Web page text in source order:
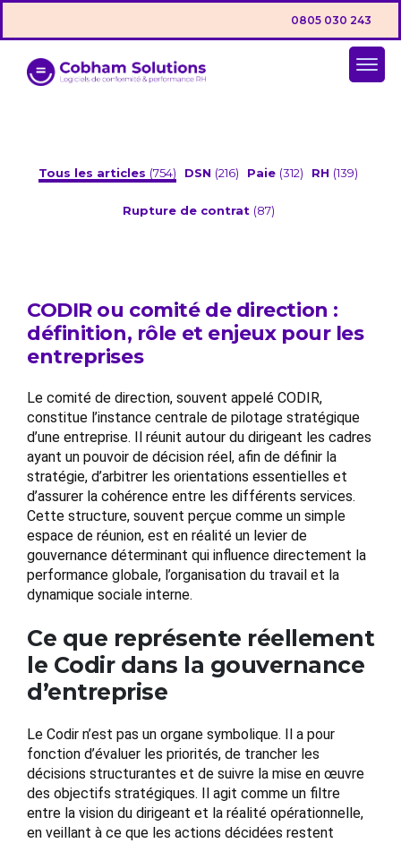
0805 030 243
Tous les articles (754) DSN (216) Paie (312) RH (139)
Rupture de contrat (87)
CODIR ou comité de direction :
définition, rôle et enjeux pour les
entreprises
Le comité de direction, souvent appelé CODIR,
constitue l’instance centrale de pilotage stratégique
d’une entreprise. Il réunit autour du dirigeant les cadres
ayant un pouvoir de décision réel, afin de définir la
stratégie, d’arbitrer les orientations essentielles et
d’assurer la cohérence entre les différents services.
Cette structure, souvent perçue comme un simple
espace de réunion, est en réalité un levier de
gouvernance déterminant qui influence directement la
performance globale, l’organisation du travail et la
dynamique sociale interne.
Ce que représente réellement
le Codir dans la gouvernance
d’entreprise
Le Codir n’est pas un organe symbolique. Il a pour
fonction d’évaluer les priorités, de trancher les
décisions structurantes et de suivre la mise en œuvre
des objectifs stratégiques. Il agit comme un filtre
entre la vision du dirigeant et la réalité opérationnelle,
en veillant à ce que les actions décidées restent